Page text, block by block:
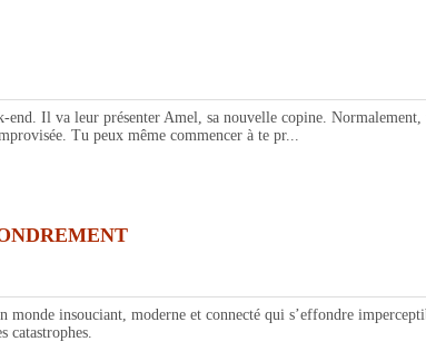
Il va leur présenter Amel, sa nouvelle copine. Normalement,
Tu peux même commencer à te pr...
insouciant, moderne et connecté qui s’effondre
catastrophes.